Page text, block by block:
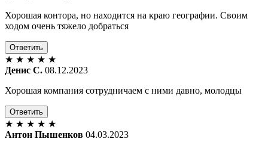
Хорошая контора, но находится на краю географии. Своим
ходом очень тяжело добраться
Ответить
★ ★ ★ ★ ★
Денис С. 08.12.2023
Хорошая компания сотрудничаем с ними давно, молодцы
Ответить
★ ★ ★ ★ ★
Антон Пышенков 04.03.2023